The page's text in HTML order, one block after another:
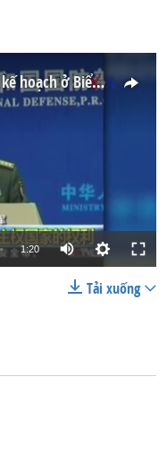
TQ: Không cần làm rùm beng các kế hoạch ở Biển Đông
available
1:20
Tải xuống